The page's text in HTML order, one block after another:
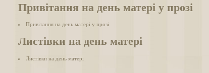
Привітання на день матері у прозі
Привітання на день матері у прозі
Листівки на день матері
Листівки на день матері